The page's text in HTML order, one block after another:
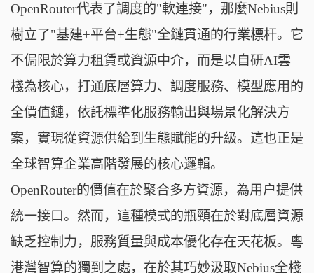
OpenRouter代表了調度的"軟連接"，那麼Nebius則
樹立了"基建+平台+生態"全鏈貫通的行業標杆。它
不侷限於算力租賃或資源中介，而是以自研AI雲
棧為核心，打通底層算力、調度服務、模型應用的
全價值鏈，依託標準化服務輸出與場景化解決方
案，實現從資源供給到生態賦能的升級。這也正是
全球智算企業高階發展的核心邏輯。
OpenRouter的價值在於聚合多方資源，為用户提供
統一接口。然而，這種模式的瓶頸在於對底層資源
缺乏控制力，服務質量與成本優化存在天花板。粵
港灣智算的獨到之處，在於其巧妙汲取Nebius全棧